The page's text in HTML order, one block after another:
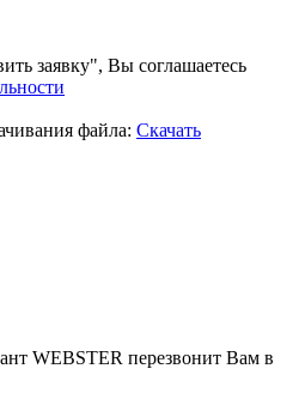
заявку", Вы соглашаетесь
файла: Скачать
WEBSTER перезвонит Вам в